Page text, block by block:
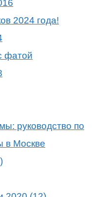
2024 года!
фатой
руководство по
в Москве